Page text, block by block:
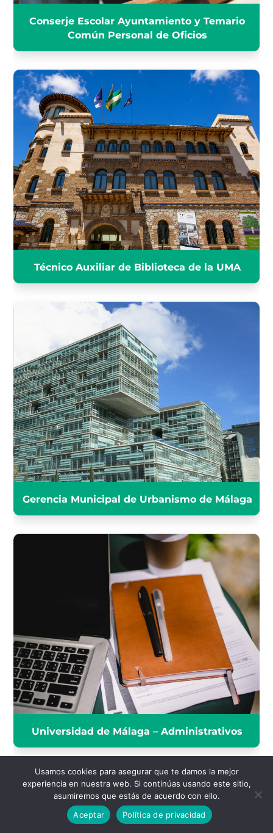
Conserje Escolar Ayuntamiento y Temario
Común Personal de Oficios
Técnico Auxiliar de Biblioteca de la UMA
TÉCNICO AUXILIAR DE
BIBLIOTECA DE LA UMA
INFÓRMATE
Gerencia Municipal de Urbanismo de Málaga
GERENCIA MUNICIPAL DE
URBANISMO DE MÁLAGA
INFÓRMATE
Universidad de Málaga – Administrativos
UNIVERSIDAD DE MÁLAGA -
ADMINISTRATIVOS
INFÓRMATE
FUERZAS Y CUERPOS
DE SEGURIDAD Y
Usamos cookies para asegurar que te damos la mejor
experiencia en nuestra web. Si continúas usando este sitio,
asumiremos que estás de acuerdo con ello.
Aceptar
Política de privacidad